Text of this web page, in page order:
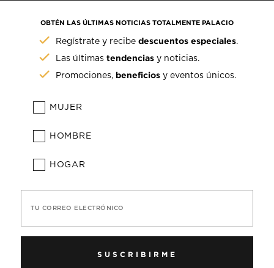
OBTÉN LAS ÚLTIMAS NOTICIAS TOTALMENTE PALACIO
Regístrate y recibedescuentos especiales.
Las últimastendencias y noticias.
Promociones, beneficios y eventos únicos.
MUJER
HOMBRE
HOGAR
TU CORREO ELECTRÓNICO
SUSCRIBIRME